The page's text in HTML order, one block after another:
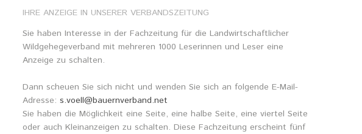
Lehrgangsflyer
Rezepte
IHRE ANZEIGE IN UNSERER VERBANDSZEITUNG
Sie haben Interesse in der Fachzeitung für die Landwirtschaftlicher
Wildgehegeverband mit mehreren 1000 Leserinnen und Leser eine
Anzeige zu schalten.
Dann scheuen Sie sich nicht und wenden Sie sich an folgende E-Mail-
Adresse: s.voell@bauernverband.net
Sie haben die Möglichkeit eine Seite, eine halbe Seite, eine viertel Seite
oder auch Kleinanzeigen zu schalten. Diese Fachzeitung erscheint fünf